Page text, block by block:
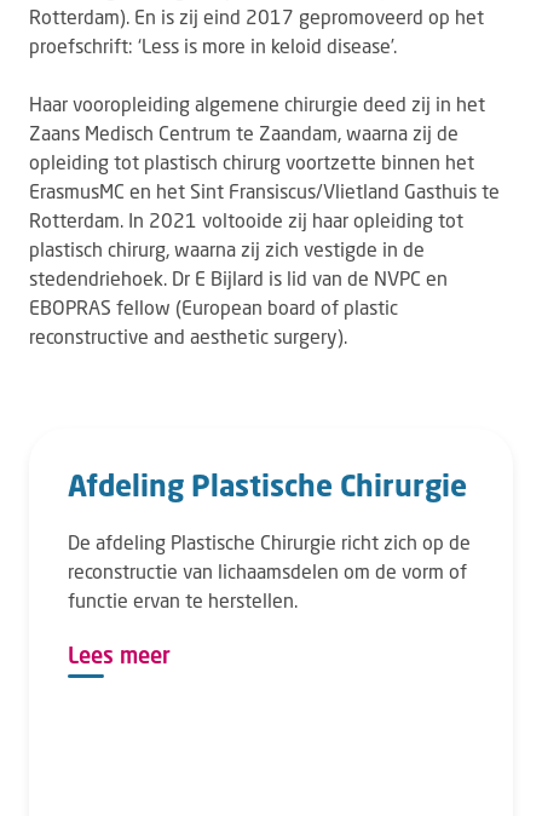
Rotterdam). En is zij eind 2017 gepromoveerd op het
proefschrift: ‘Less is more in keloid disease’.
Haar vooropleiding algemene chirurgie deed zij in het
Zaans Medisch Centrum te Zaandam, waarna zij de
opleiding tot plastisch chirurg voortzette binnen het
ErasmusMC en het Sint Fransiscus/Vlietland Gasthuis te
Rotterdam. In 2021 voltooide zij haar opleiding tot
plastisch chirurg, waarna zij zich vestigde in de
stedendriehoek. Dr E Bijlard is lid van de NVPC en
EBOPRAS fellow (European board of plastic
reconstructive and aesthetic surgery).
Afdeling Plastische Chirurgie
De afdeling Plastische Chirurgie richt zich op de
reconstructie van lichaamsdelen om de vorm of
functie ervan te herstellen.
Lees meer